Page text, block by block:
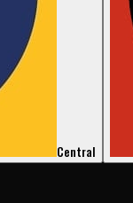
Central